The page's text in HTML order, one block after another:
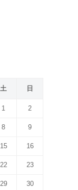
土 日
1 2
8 9
15 16
22 23
29 30